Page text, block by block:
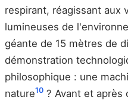
respirant, réagissant aux
lumineuses de
géante de 15 mètres de
démonstration
philosophique : une
nature10 ? Avant et